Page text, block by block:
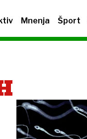
Mnenja Šport